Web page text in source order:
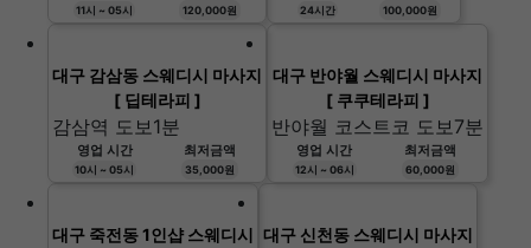
11시 ~ 05시 120,000원 24시간 100,000원
대구 감삼동 스웨디시 마사지
[ 딥테라피 ]
감삼역 도보1분
영업 시간
10시 ~ 05시
최저금액
35,000원
대구 반야월 스웨디시 마사지
[ 쿠쿠테라피 ]
반야월 코스트코 도보7분
영업 시간
12시 ~ 06시
최저금액
60,000원
대구 죽전동 1인샵 스웨디시 대구 신천동 스웨디시 마사지